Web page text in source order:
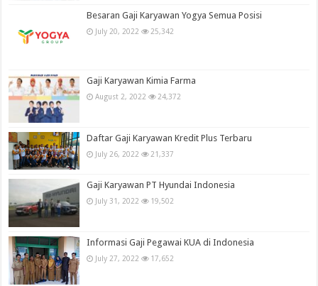
Besaran Gaji Karyawan Yogya Semua Posisi
July 20, 2022 25,342
Gaji Karyawan Kimia Farma
August 2, 2022 24,372
Daftar Gaji Karyawan Kredit Plus Terbaru
July 26, 2022 21,337
Gaji Karyawan PT Hyundai Indonesia
July 31, 2022 19,502
Informasi Gaji Pegawai KUA di Indonesia
July 27, 2022 17,652